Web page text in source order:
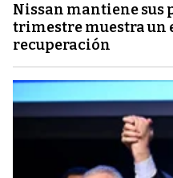
Nissan mantiene sus
trimestre muestra un
recuperación